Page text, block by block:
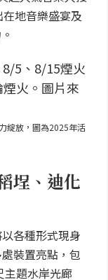
地音樂盛宴及
綻放，圖為2025年活
埕、迪化
各種形式現身
裝置亮點，包
主題水岸光廊